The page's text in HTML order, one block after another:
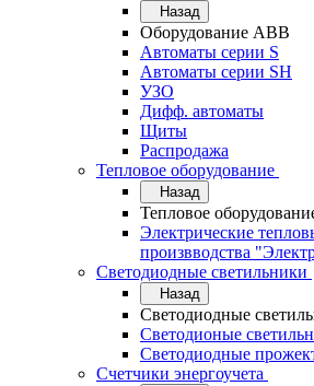
Назад
Оборудование АВВ
Автоматы серии S
Автоматы серии SH
УЗО
Дифф. автоматы
Щиты
Распродажа
Тепловое оборудование
Назад
Тепловое
Электрические
произвводства
Светодиодные светильники
Назад
Светодиодные
Светодионые
Светодиодные
Счетчики энергоучета